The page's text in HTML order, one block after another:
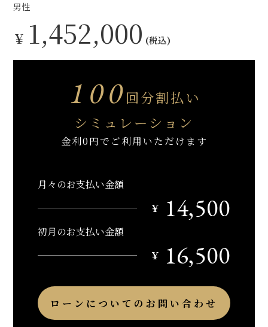
男性
￥ 1,452,000 (税込)
100回分割払い
シミュレーション
金利0円でご利用いただけます
月々のお支払い金額
￥
14,500
初月のお支払い金額
￥
16,500
ローンについてのお問い合わせ